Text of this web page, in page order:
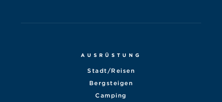
AUSRÜSTUNG
Stadt/Reisen
Bergsteigen
Camping